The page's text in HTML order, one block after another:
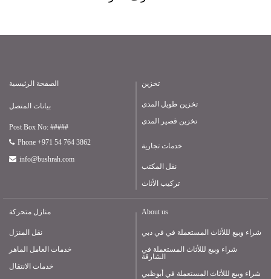
الصفحة الرئيسية
بيانات المتصل
Post Box No: #####
Phone +971 54 764 3862
info@bushrah.com
تخزين
تخزين طويل المدى
تخزين قصير المدى
خدمات تجارية
نقل المكتب
تركيب الأثاث
منازل متحركة
نقل المنزل
خدمات العامل الماهر
خدمات الانتقال
About us
شراء وبيع لللأثاث المستعملة في في دبي
شراء وبيع لللأثاث المستعملة في
الشارقة
شراء وبيع لللأثاث المستعملة في أبوظبي